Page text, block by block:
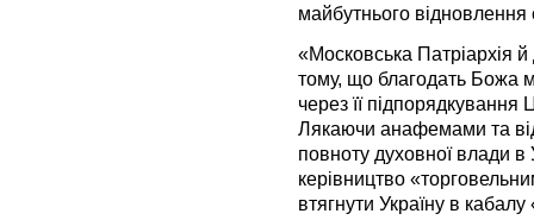
майбутнього відновлення
«Московська Патріархія й
тому, що благодать Божа
через її підпорядкування
Лякаючи анафемами та
повноту духовної влади в
керівництво
втягнути Україну в